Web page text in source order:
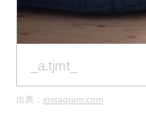
_a.tjmt_
出典： instagram.com